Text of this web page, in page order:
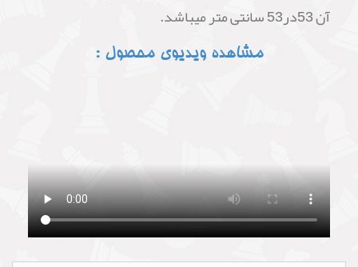
آن 53در53 سانتی متر میباشد.
مشاهده ویدیوی محصول :